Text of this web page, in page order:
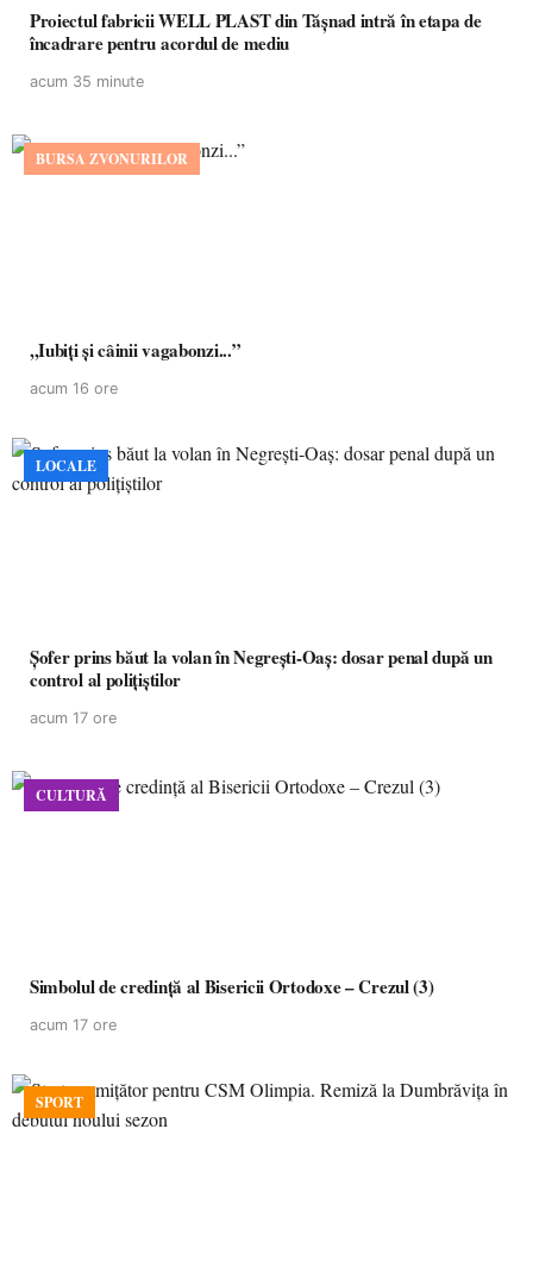
Proiectul fabricii WELL PLAST din Tășnad intră în etapa de
încadrare pentru acordul de mediu
acum 35 minute
BURSA ZVONURILOR
,,Iubiți și câinii vagabonzi...”
acum 16 ore
LOCALE
Șofer prins băut la volan în Negrești-Oaș: dosar penal după un
control al polițiștilor
acum 17 ore
CULTURĂ
Simbolul de credinţă al Bisericii Ortodoxe – Crezul (3)
acum 17 ore
SPORT